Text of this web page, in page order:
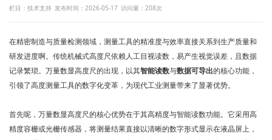
栏目：技术支持 发布时间：2026-05-17 访问量：208次
在精密制造与质量检测领域，测量工具的精准度与效率直接关系到生产质量和
研发进度啊。传统机械式高度尺依赖人工目视读数，易产生视觉误差，且数据
记录繁琐。万量数显高度尺的出现，以其智能读数与数据可导出的核心功能，
引领了高度测量工具的数字化变革，为现代工业测量带来了显著优势。
首先呢，万量数显高度尺的核心优势在于其高精度与智能读数功能。它采用高
精度容栅或光栅传感器，将测量结果直接以清晰的数字形式显示在液晶屏上，